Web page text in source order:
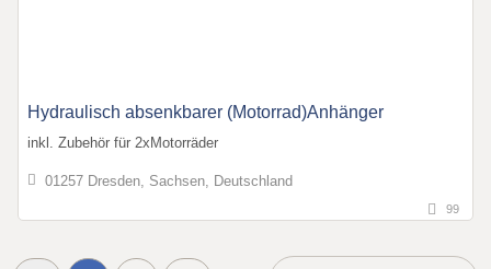
Hydraulisch absenkbarer (Motorrad)Anhänger
inkl. Zubehör für 2xMotorräder
01257 Dresden, Sachsen, Deutschland
99